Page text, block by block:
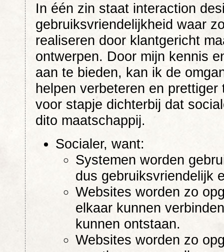
In één zin staat interaction
gebruiksvriendelijkheid waar
realiseren door klantgericht
ontwerpen. Door mijn kennis
aan te bieden, kan ik de
helpen verbeteren en
voor stapje dichterbij dat
dito maatschappij.
Socialer, want:
Systemen worden
dus gebruiksvriendelijk
Websites worden zo
elkaar kunnen
kunnen ontstaan.
Websites worden zo